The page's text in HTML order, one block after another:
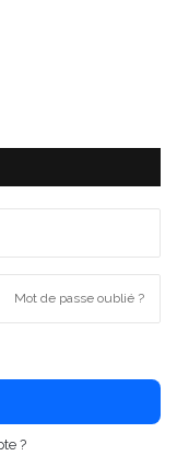
Mot de passe oublié ?
?